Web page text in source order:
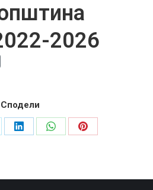
2026
Сподели
Share
Share
Share